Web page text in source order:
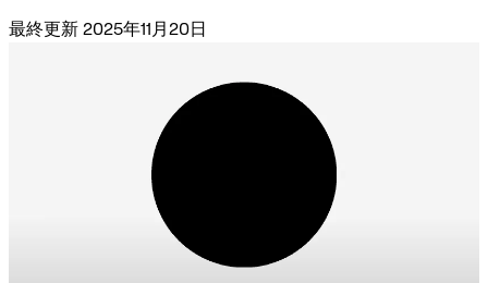
最終更新 2025年11月20日